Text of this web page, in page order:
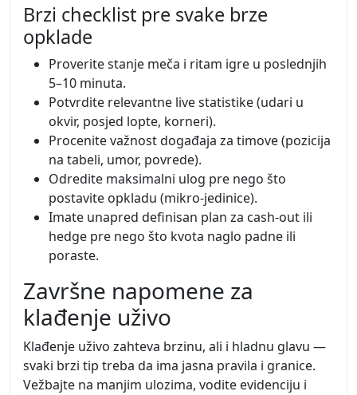
Brzi checklist pre svake brze
opklade
Proverite stanje meča i ritam igre u poslednjih
5–10 minuta.
Potvrdite relevantne live statistike (udari u
okvir, posjed lopte, korneri).
Procenite važnost događaja za timove (pozicija
na tabeli, umor, povrede).
Odredite maksimalni ulog pre nego što
postavite opkladu (mikro-jedinice).
Imate unapred definisan plan za cash-out ili
hedge pre nego što kvota naglo padne ili
poraste.
Završne napomene za
klađenje uživo
Klađenje uživo zahteva brzinu, ali i hladnu glavu —
svaki brzi tip treba da ima jasna pravila i granice.
Vežbajte na manjim ulozima, vodite evidenciju i